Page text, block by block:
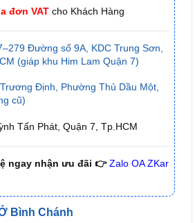
đơn VAT cho Khách Hàng
Đường số 9A, KDC Trung Sơn,
(giáp khu Him Lam Quận 7)
Định, Phường Thủ Dầu Một,
cũ)
Tấn Phát, Quận 7, Tp.HCM
ngay nhận ưu đãi 👉 Zalo OA ZKar
Bình Chánh